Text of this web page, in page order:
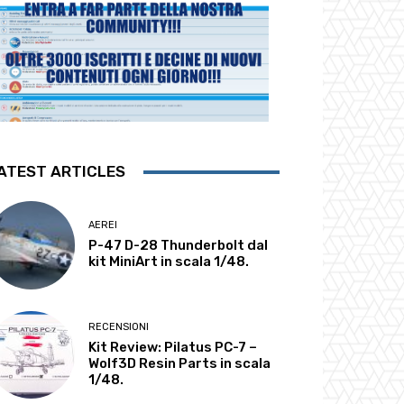
ARTICLES
AEREI
P-47 D-28 Thunderbolt dal
kit MiniArt in scala 1/48.
RECENSIONI
Kit Review: Pilatus PC-7 –
Wolf3D Resin Parts in scala
1/48.